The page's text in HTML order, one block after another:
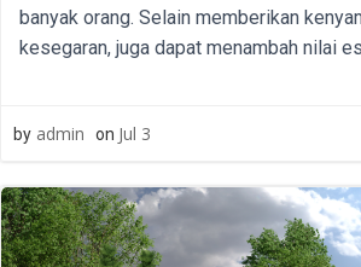
banyak orang. Selain memberikan
kesegaran, juga dapat menambah nilai
by admin on Jul 3